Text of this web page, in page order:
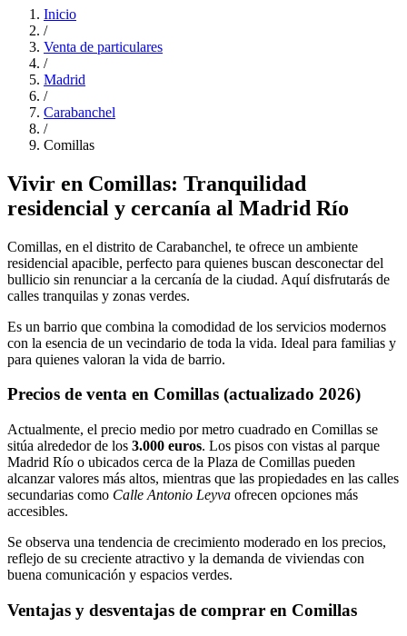
Inicio
/
Venta de particulares
/
Madrid
/
Carabanchel
/
Comillas
Vivir en Comillas: Tranquilidad
residencial y cercanía al Madrid Río
Comillas, en el distrito de Carabanchel, te ofrece un ambiente
residencial apacible, perfecto para quienes buscan desconectar del
bullicio sin renunciar a la cercanía de la ciudad. Aquí disfrutarás de
calles tranquilas y zonas verdes.
Es un barrio que combina la comodidad de los servicios modernos
con la esencia de un vecindario de toda la vida. Ideal para familias y
para quienes valoran la vida de barrio.
Precios de venta en Comillas (actualizado 2026)
Actualmente, el precio medio por metro cuadrado en Comillas se
sitúa alrededor de los 3.000 euros. Los pisos con vistas al parque
Madrid Río o ubicados cerca de la Plaza de Comillas pueden
alcanzar valores más altos, mientras que las propiedades en las calles
secundarias como Calle Antonio Leyva ofrecen opciones más
accesibles.
Se observa una tendencia de crecimiento moderado en los precios,
reflejo de su creciente atractivo y la demanda de viviendas con
buena comunicación y espacios verdes.
Ventajas y desventajas de comprar en Comillas